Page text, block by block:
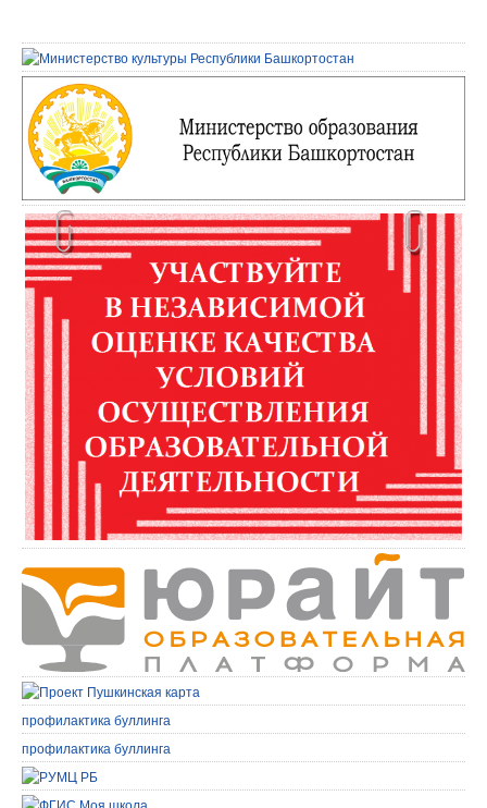
профилактика буллинга
профилактика буллинга